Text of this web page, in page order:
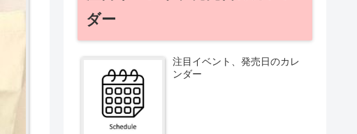
ダー
注目イベント、発売日のカレ
ンダー